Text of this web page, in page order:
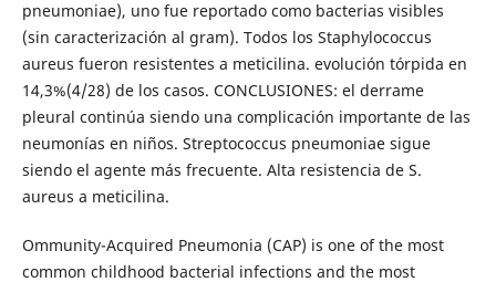
pneumoniae), uno fue reportado como bacterias visibles
(sin caracterización al gram). Todos los Staphylococcus
aureus fueron resistentes a meticilina. evolución tórpida en
14,3%(4/28) de los casos. CONCLUSIONES: el derrame
pleural continúa siendo una complicación importante de las
neumonías en niños. Streptococcus pneumoniae sigue
siendo el agente más frecuente. Alta resistencia de S.
aureus a meticilina.
Ommunity-Acquired Pneumonia (CAP) is one of the most
common childhood bacterial infections and the most